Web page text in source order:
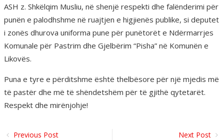
ASH z. Shkëlqim Musliu, në shenjë respekti dhe falënderimi për
punën e palodhshme në ruajtjen e higjienës publike, si deputet
i zonës dhurova uniforma pune për punëtorët e Ndërmarrjes
Komunale për Pastrim dhe Gjelbërim “Pisha” në Komunën e
Likovës.
Puna e tyre e përditshme është thelbësore për një mjedis më
të pastër dhe më të shëndetshëm për të gjithë qytetarët.
Respekt dhe mirënjohje!
Previous Post
Next Post